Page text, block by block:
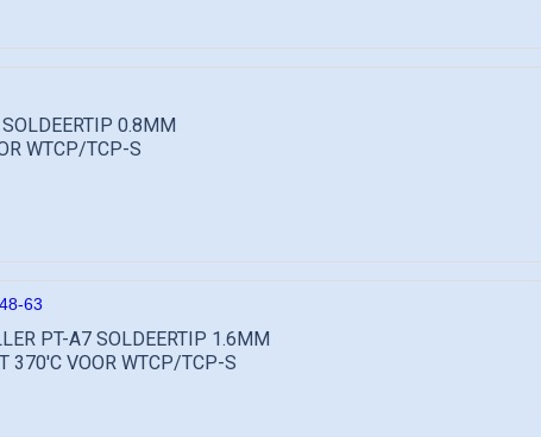
0.8MM
WTCP/TCP-S
63
PT-A7 SOLDEERTIP 1.6MM
370'C VOOR WTCP/TCP-S